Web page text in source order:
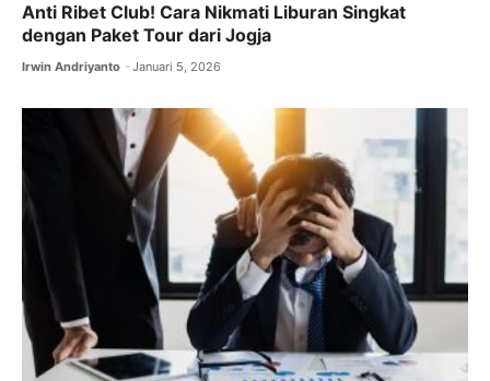
Anti Ribet Club! Cara Nikmati Liburan Singkat
dengan Paket Tour dari Jogja
Irwin Andriyanto Januari 5, 2026